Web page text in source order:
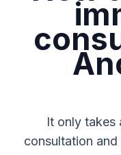
It only takes
consultation